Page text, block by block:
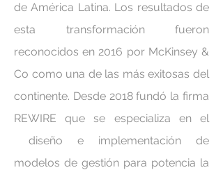
de América Latina. Los resultados de
esta transformación fueron
reconocidos en 2016 por McKinsey &
Co como una de las más exitosas del
continente. Desde 2018 fundó la firma
REWIRE que se especializa en el
diseño e implementación de
modelos de gestión para potencia la